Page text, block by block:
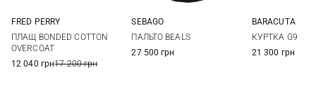
FRED PERRY
ПЛАЩ BONDED COTTON
OVERCOAT
12 040 грн17 200 грн
SEBAGO
ПАЛЬТО BEALS
27 500 грн
BARACUTA
КУРТКА G9
21 300 грн